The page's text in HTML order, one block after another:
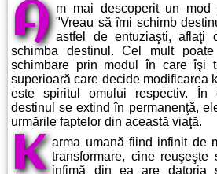
A m mai descoperit un mod
"Vreau să îmi schimb
astfel de entuziaşti, aflaţi
schimba destinul. Cel mult
schimbare prin modul în care îşi
superioară care decide modificarea
este spiritul omului respectiv. În
destinul se extind în permanenţă,
urmările faptelor din această viaţă.
K arma umană fiind infinit de
transformare, cine
infimă din ea are datoria